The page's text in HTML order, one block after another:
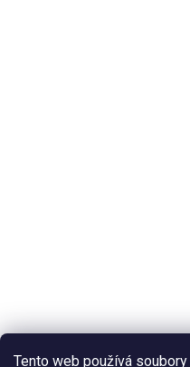
Tento web používá